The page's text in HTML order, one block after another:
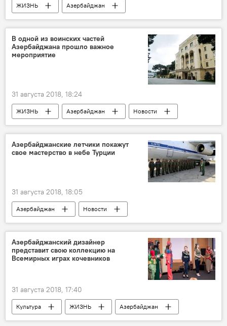
ЖИЗНЬ
Азербайджан
Происшествия
Новости
Сумгайыт
неизвестные
Река
смерть
В одной из воинских частей
Азербайджана прошло важное
мероприятие
31 августа 2018, 18:24
ЖИЗНЬ Азербайджан Новости
Азербайджанские летчики покажут
свое мастерство в небе Турции
31 августа 2018, 18:05
Азербайджан
Новости
Минобороны АР
Азербайджанский дизайнер
представит свою коллекцию на
Всемирных играх кочевников
31 августа 2018, 17:40
Культура ЖИЗНЬ
Азербайджан
Новости